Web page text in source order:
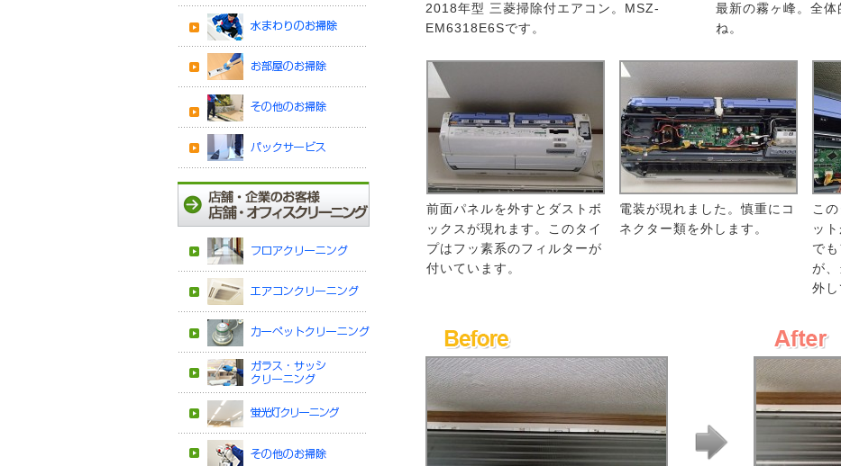
2018年型 三菱掃除付エアコン。MSZ-
EM6318E6Sです。
最新の霧ヶ峰。全
ね。
前面パネルを外すとダストボ
ックスが現れます。このタイ
プはフッ素系のフィルターが
付いています。
電装が現れました。慎重にコ
ネクター類を外します。
こ
ッ
で
が
外し